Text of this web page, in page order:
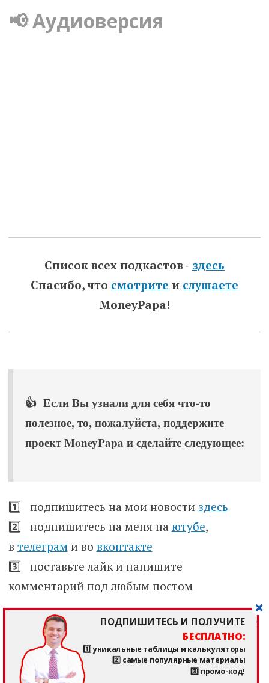
📢 Аудиоверсия
Список всех подкастов - здесь
Спасибо, что смотрите и слушаете
MoneyPapa!
👍 Если Вы узнали для себя что-то
полезное, то, пожалуйста, поддержите
проект MoneyPapa и сделайте следующее:
1️⃣ подпишитесь на мои новости здесь
2️⃣ подпишитесь на меня на ютубе,
в телеграм и во вконтакте
3️⃣ поставьте лайк и напишите
комментарий под любым постом
Так я буду знать, что я и моя команда делаем
что-то важное и нужное для людей! Заранее
большое спасибо!
ПОДПИШИТЕСЬ И ПОЛУЧИТЕ
БЕСПЛАТНО:
1️⃣ уникальные таблицы и калькуляторы
2️⃣ самые популярные материалы
3️⃣ промо-код!